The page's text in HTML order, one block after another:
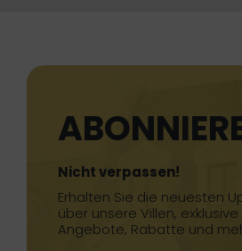
Nicht verpassen!
Erhalten Sie die neuesten
über unsere Villen, exklusive
Angebote, Rabatte und